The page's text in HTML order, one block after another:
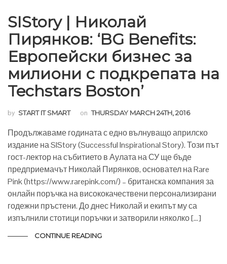
SIStory | Николай
Пирянков: ‘BG Benefits:
Европейски бизнес за
милиони с подкрепата на
Techstars Boston’
by START IT SMART on THURSDAY MARCH 24TH, 2016
Продължаваме годината с едно вълнуващо априлско
издание на SIStory (Successful Inspirational Story). Този път
гост-лектор на събитието в Аулата на СУ ще бъде
предприемачът Николай Пирянков, основател на Rare
Pink (https://www.rarepink.com/) – британска компания за
онлайн поръчка на висококачествени персонализирани
годежни пръстени. До днес Николай и екипът му са
изпълнили стотици поръчки и затворили няколко […]
CONTINUE READING